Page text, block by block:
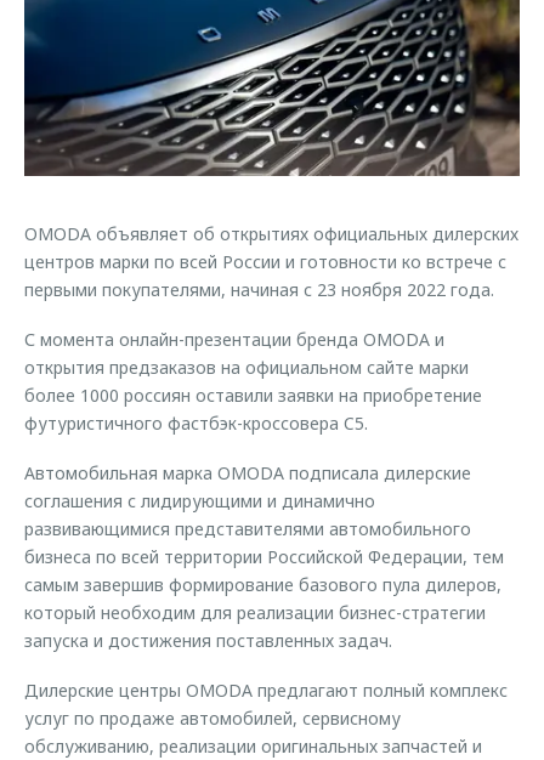
Кредитный калькулятор
Аксессуары
Одежда и сувениры
Запчасти
Трейд-ин
Клуб владельцев OMODA
Приложение O&J
Одежда и сувениры
Оригинальные аксессуары
Обратная связь
OMODA объявляет об открытиях официальных дилерских
центров марки по всей России и готовности ко встрече с
первыми покупателями, начиная с 23 ноября 2022 года.
С момента онлайн-презентации бренда OMODA и
открытия предзаказов на официальном сайте марки
более 1000 россиян оставили заявки на приобретение
футуристичного фастбэк-кроссовера C5.
Автомобильная марка OMODA подписала дилерские
соглашения с лидирующими и динамично
развивающимися представителями автомобильного
бизнеса по всей территории Российской Федерации, тем
самым завершив формирование базового пула дилеров,
который необходим для реализации бизнес-стратегии
запуска и достижения поставленных задач.
Дилерские центры OMODA предлагают полный комплекс
услуг по продаже автомобилей, сервисному
обслуживанию, реализации оригинальных запчастей и